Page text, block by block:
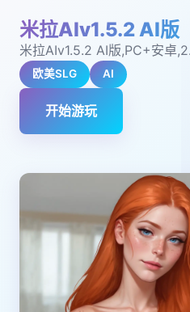
米拉AIv1.5.2 AI版
米拉AIv1.5.2 AI版,PC+安卓
欧美SLG AI
开始游玩